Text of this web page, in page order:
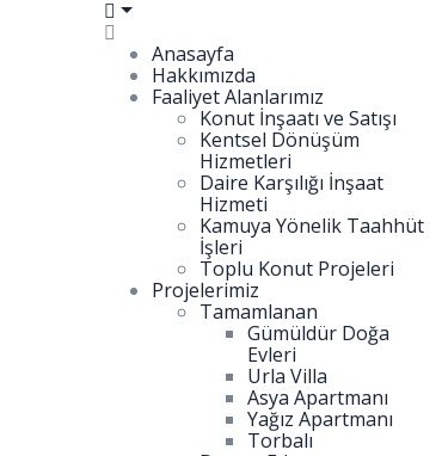
Anasayfa
Hakkımızda
Faaliyet Alanlarımız
Konut İnşaatı ve Satışı
Kentsel Dönüşüm
Hizmetleri
Daire Karşılığı İnşaat
Hizmeti
Kamuya Yönelik Taahhüt
İşleri
Toplu Konut Projeleri
Projelerimiz
Tamamlanan
Gümüldür Doğa
Evleri
Urla Villa
Asya Apartmanı
Yağız Apartmanı
Torbalı